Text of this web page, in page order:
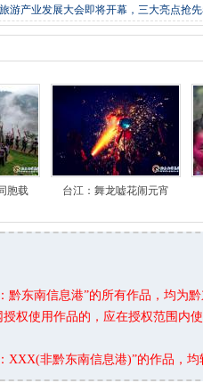
游产业发展大会即将开幕，三大亮点抢
胞载 台江：舞龙嘘花闹元宵
黔东南信息港”的所有作品，均为
权使用作品的，应在授权范围内
XXX(非黔东南信息港)”的作品，